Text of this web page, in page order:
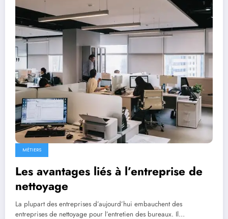
MÉTIERS
Les avantages liés à l’entreprise de
nettoyage
La plupart des entreprises d’aujourd’hui embauchent des
entreprises de nettoyage pour l’entretien des bureaux. Il…